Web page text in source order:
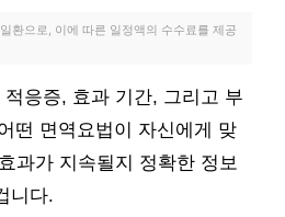
환으로, 이에 따른 일정액의 수수료를 제공
응증, 효과 기간, 그리고 부
떤 면역요법이 자신에게 맞
과가 지속될지 정확한 정보
니다.